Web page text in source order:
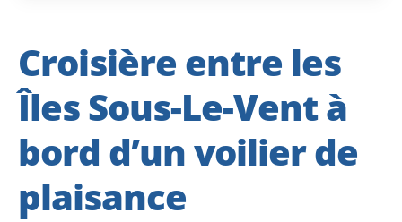
Croisière entre les
Îles Sous-Le-Vent à
bord d’un voilier de
plaisance